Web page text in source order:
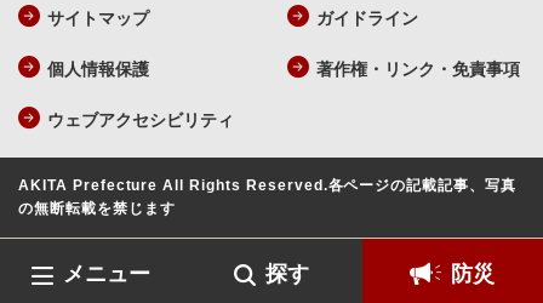
メニュー 探す 防災
サイトマップ ガイドライン
個人情報保護 著作権・リンク・免責事項
ウェブアクセシビリティ
AKITA Prefecture All Rights Reserved.各ページの記載記事、写真
の無断転載を禁じます